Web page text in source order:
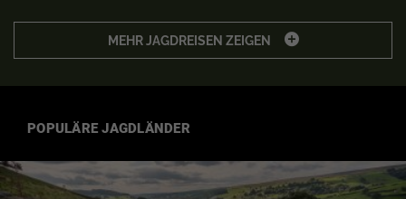
MEHR JAGDREISEN ZEIGEN 
POPULÄRE JAGDLÄNDER